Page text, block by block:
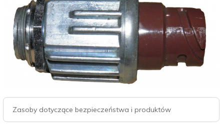
Zasoby dotyczące bezpieczeństwa i produktów